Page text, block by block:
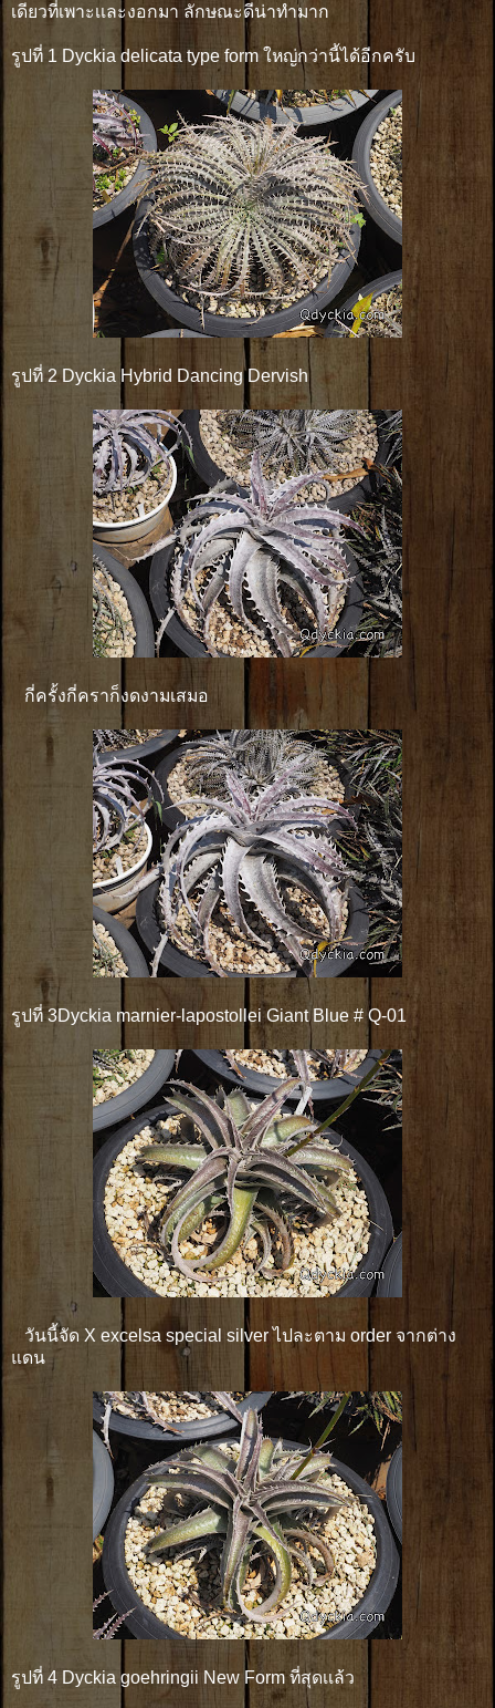
เดียวที่เพาะเเละงอกมา ลักษณะดีน่าทำมาก
รูปที่ 1 Dyckia delicata type form ใหญ่กว่านี้ได้อีกครับ
รูปที่ 2 Dyckia Hybrid Dancing Dervish
กี่ครั้งกี่คราก็งดงามเสมอ
รูปที่ 3Dyckia marnier-lapostollei Giant Blue # Q-01
วันนี้จัด X excelsa special silver ไปละตาม order จากต่าง
แดน
รูปที่ 4 Dyckia goehringii New Form ที่สุดเเล้ว